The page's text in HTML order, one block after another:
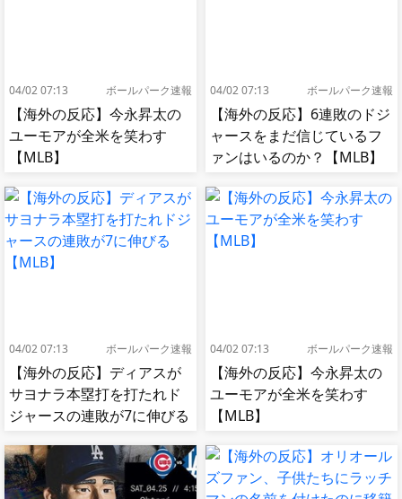
04/02 07:13 ボールパーク速報
【海外の反応】今永昇太の
ユーモアが全米を笑わす
【MLB】
04/02 07:13 ボールパーク速報
【海外の反応】6連敗のドジ
ャースをまだ信じているフ
ァンはいるのか？【MLB】
04/02 07:13 ボールパーク速報
【海外の反応】ディアスが
サヨナラ本塁打を打たれド
ジャースの連敗が7に伸びる
04/02 07:13 ボールパーク速報
【海外の反応】今永昇太の
ユーモアが全米を笑わす
【MLB】